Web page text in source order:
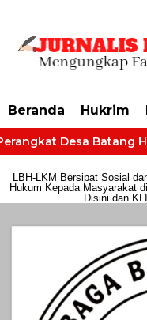
Beranda Hukrim
Desa Batang
LBH-LKM Bersipat Sosial
Hukum Kepada Masyarakat
Disini dan